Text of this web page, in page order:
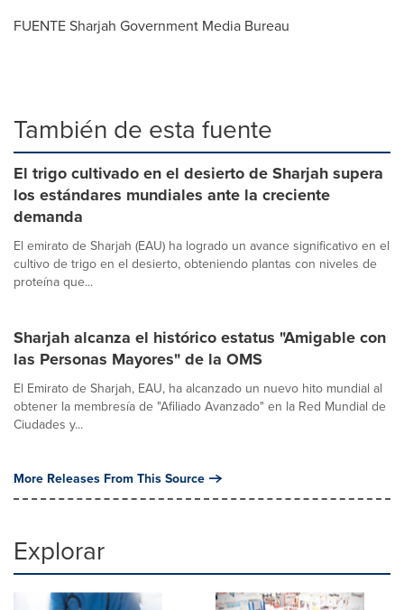
FUENTE Sharjah Government Media Bureau
También de esta fuente
El trigo cultivado en el desierto de Sharjah supera
los estándares mundiales ante la creciente
demanda
El emirato de Sharjah (EAU) ha logrado un avance significativo en el
cultivo de trigo en el desierto, obteniendo plantas con niveles de
proteína que...
Sharjah alcanza el histórico estatus "Amigable con
las Personas Mayores" de la OMS
El Emirato de Sharjah, EAU, ha alcanzado un nuevo hito mundial al
obtener la membresía de "Afiliado Avanzado" en la Red Mundial de
Ciudades y...
More Releases From This Source
Explorar